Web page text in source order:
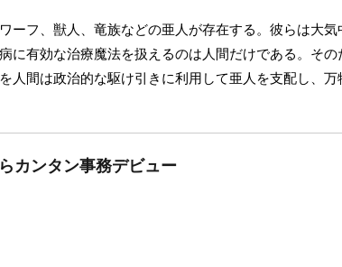
ーフ、獣人、竜族などの亜人が存在する。彼らは大気
に有効な治療魔法を扱えるのは人間だけである。そ
人間は政治的な駆け引きに利用して亜人を支配し、万
カンタン事務デビュー